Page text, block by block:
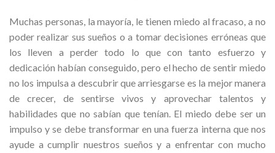
Muchas personas, la mayoría, le tienen miedo al fracaso, a no
poder realizar sus sueños o a tomar decisiones erróneas que
los lleven a perder todo lo que con tanto esfuerzo y
dedicación habían conseguido, pero el hecho de sentir miedo
no los impulsa a descubrir que arriesgarse es la mejor manera
de crecer, de sentirse vivos y aprovechar talentos y
habilidades que no sabían que tenían. El miedo debe ser un
impulso y se debe transformar en una fuerza interna que nos
ayude a cumplir nuestros sueños y a enfrentar con mucho